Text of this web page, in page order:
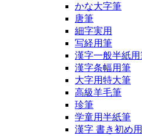
かな大字筆
唐筆
細字実用
写経用筆
漢字一般半紙用
漢字条幅用筆
大字用特大筆
高級羊毛筆
珍筆
学童用半紙筆
漢字 書き初め